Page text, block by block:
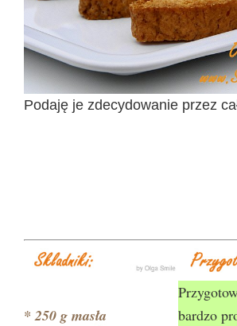
Podaję je zdecydowanie przez
* 250 g masła
bardzo